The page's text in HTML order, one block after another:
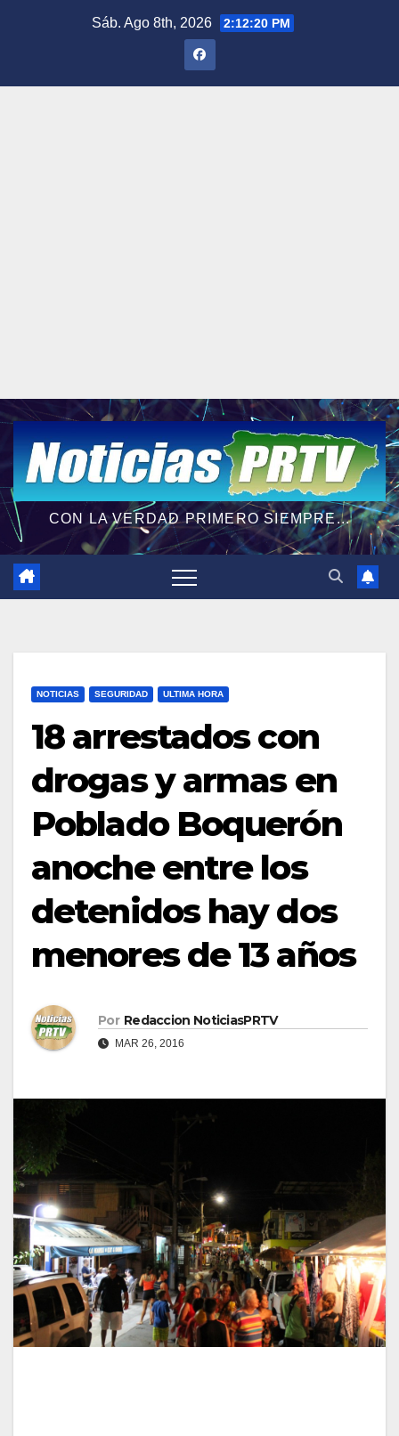
Sáb. Ago 8th, 2026 2:12:21 PM
CON LA VERDAD PRIMERO SIEMPRE...
NOTICIAS SEGURIDAD ULTIMA HORA
18 arrestados con
drogas y armas en
Poblado Boquerón
anoche entre los
detenidos hay dos
menores de 13 años
Por Redaccion NoticiasPRTV
MAR 26, 2016